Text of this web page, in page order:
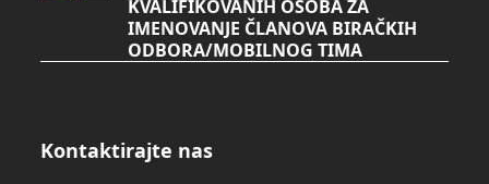
KVALIFIKOVANIH OSOBA ZA
IMENOVANJE ČLANOVA BIRAČKIH
ODBORA/MOBILNOG TIMA
Kontaktirajte nas